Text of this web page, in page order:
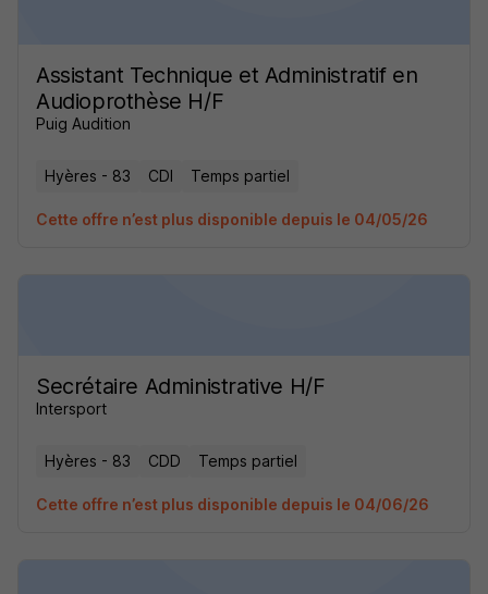
Assistant Technique et Administratif en
Audioprothèse H/F
Puig Audition
Hyères - 83 CDI Temps partiel
Cette offre n’est plus disponible depuis le 04/05/26
Secrétaire Administrative H/F
Intersport
Hyères - 83 CDD Temps partiel
Cette offre n’est plus disponible depuis le 04/06/26